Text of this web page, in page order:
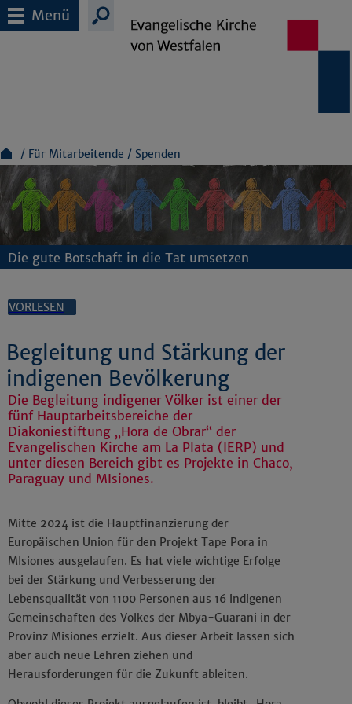
Menü
Für Mitarbeitende Spenden
Die gute Botschaft in die Tat umsetzen
VORLESEN
Begleitung und Stärkung der
indigenen Bevölkerung
Die Begleitung indigener Völker ist einer der
fünf Hauptarbeitsbereiche der
Diakoniestiftung „Hora de Obrar“ der
Evangelischen Kirche am La Plata (IERP) und
unter diesen Bereich gibt es Projekte in Chaco,
Paraguay und MIsiones.
Mitte 2024 ist die Hauptfinanzierung der
Europäischen Union für den Projekt Tape Pora in
MIsiones ausgelaufen. Es hat viele wichtige Erfolge
bei der Stärkung und Verbesserung der
Lebensqualität von 1100 Personen aus 16 indigenen
Gemeinschaften des Volkes der Mbya-Guarani in der
Provinz Misiones erzielt. Aus dieser Arbeit lassen sich
aber auch neue Lehren ziehen und
Herausforderungen für die Zukunft ableiten.